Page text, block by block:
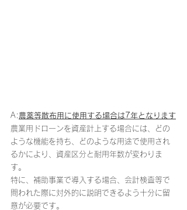
A: 農薬等散布用に使用する場合は7年となります
農業用ドローンを資産計上する場合には、どの
ような機能を持ち、どのような用途で使用され
るかにより、資産区分と耐用年数が変わりま
す。
特に、補助事業で導入する場合、会計検査等で
問われた際に対外的に説明できるよう十分に留
意が必要です。